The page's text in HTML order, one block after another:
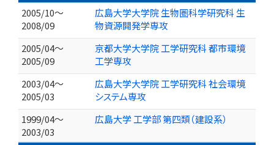
2005/10～
2008/09
広島大学大学院 生物圏科学研究科 生
物資源開発学専攻
2005/04～
2005/09
京都大学大学院 工学研究科 都市環境
工学専攻
2003/04～
2005/03
広島大学大学院 工学研究科 社会環境
システム専攻
1999/04～
2003/03
広島大学 工学部 第四類（建設系）